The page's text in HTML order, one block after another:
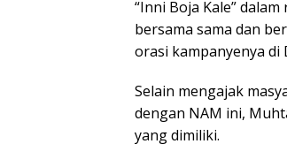
“Inni Boja Kale”
bersama sama dan
orasi kampanyenya di
Selain mengajak
dengan NAM ini,
yang dimiliki.